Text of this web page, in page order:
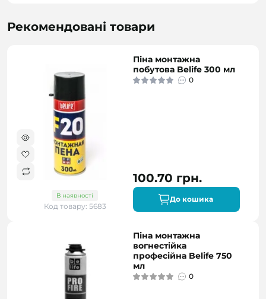
Рекомендовані товари
В наявності
Код товару: 5683
Піна монтажна
побутова Belife 300 мл
0
100.70 грн.
До кошика
Піна монтажна
вогнестійка
професійна Belife 750
мл
0